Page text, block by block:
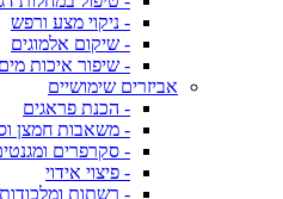
- ניקוי מצע ורפש
- שיקום אלמוגים
- שיפור איכות מים
אביזרים שימושיים
- הכנת פראגים
- משאבות חמצן
- סקרפרים
- פיצוי אידוי
- רשתות